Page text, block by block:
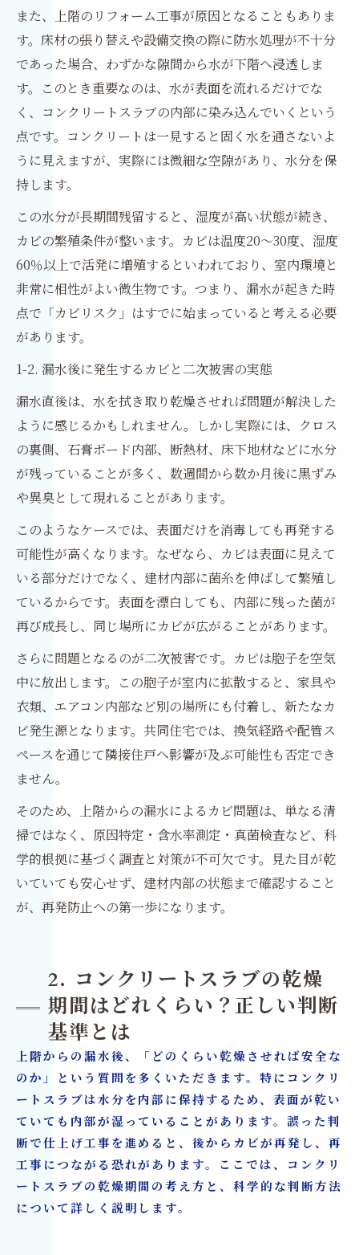
また、上階のリフォーム工事が原因となることもありま
す。床材の張り替えや設備交換の際に防水処理が不十分
であった場合、わずかな隙間から水が下階へ浸透しま
す。このとき重要なのは、水が表面を流れるだけでな
く、コンクリートスラブの内部に染み込んでいくという
点です。コンクリートは一見すると固く水を通さないよ
うに見えますが、実際には微細な空隙があり、水分を保
持します。
この水分が長期間残留すると、湿度が高い状態が続き、
カビの繁殖条件が整います。カビは温度20〜30度、湿度
60％以上で活発に増殖するといわれており、室内環境と
非常に相性がよい微生物です。つまり、漏水が起きた時
点で「カビリスク」はすでに始まっていると考える必要
があります。
1-2. 漏水後に発生するカビと二次被害の実態
漏水直後は、水を拭き取り乾燥させれば問題が解決した
ように感じるかもしれません。しかし実際には、クロス
の裏側、石膏ボード内部、断熱材、床下地材などに水分
が残っていることが多く、数週間から数か月後に黒ずみ
や異臭として現れることがあります。
このようなケースでは、表面だけを消毒しても再発する
可能性が高くなります。なぜなら、カビは表面に見えて
いる部分だけでなく、建材内部に菌糸を伸ばして繁殖し
ているからです。表面を漂白しても、内部に残った菌が
再び成長し、同じ場所にカビが広がることがあります。
さらに問題となるのが二次被害です。カビは胞子を空気
中に放出します。この胞子が室内に拡散すると、家具や
衣類、エアコン内部など別の場所にも付着し、新たなカ
ビ発生源となります。共同住宅では、換気経路や配管ス
ペースを通じて隣接住戸へ影響が及ぶ可能性も否定でき
ません。
そのため、上階からの漏水によるカビ問題は、単なる清
掃ではなく、原因特定・含水率測定・真菌検査など、科
学的根拠に基づく調査と対策が不可欠です。見た目が乾
いていても安心せず、建材内部の状態まで確認すること
が、再発防止への第一歩になります。
2. コンクリートスラブの乾燥
期間はどれくらい？正しい判断
基準とは
上階からの漏水後、「どのくらい乾燥させれば安全な
のか」という質問を多くいただきます。特にコンクリ
ートスラブは水分を内部に保持するため、表面が乾い
ていても内部が湿っていることがあります。誤った判
断で仕上げ工事を進めると、後からカビが再発し、再
工事につながる恐れがあります。ここでは、コンクリ
ートスラブの乾燥期間の考え方と、科学的な判断方法
について詳しく説明します。